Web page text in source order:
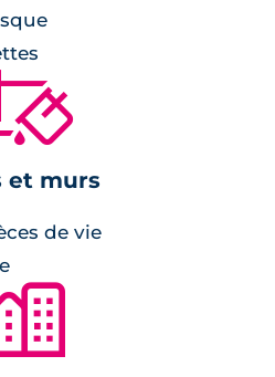
équipée,
et miroir,
et murs
de vie